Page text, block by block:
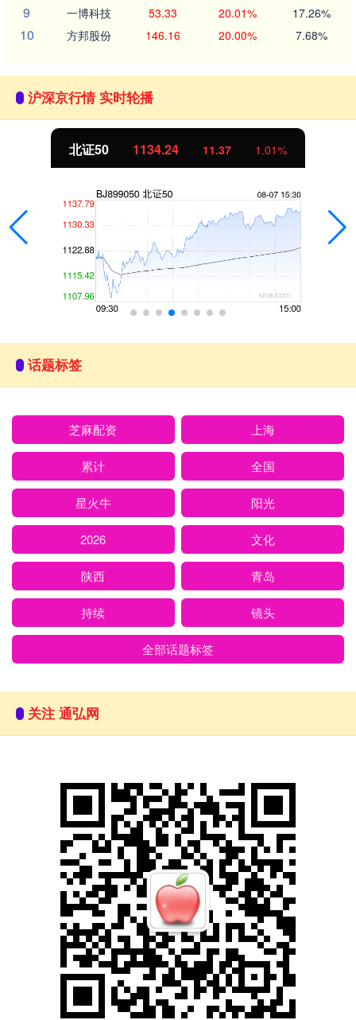
9 一博科技 53.33 20.01% 17.26%
10 方邦股份 146.16 20.00% 7.68%
沪深京行情 实时轮播
北证50 1134.24 11.37 1.01%
话题标签
芝麻配资 上海
累计 全国
星火牛 阳光
2026 文化
陕西 青岛
持续 镜头
全部话题标签
关注 通弘网